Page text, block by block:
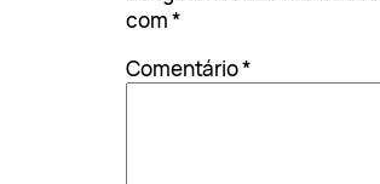
com*
Comentário*